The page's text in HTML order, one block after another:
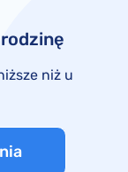
niż u